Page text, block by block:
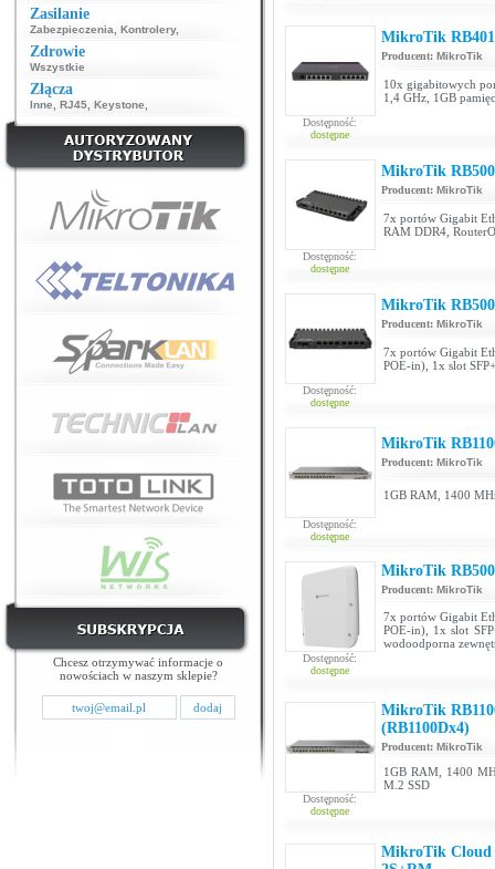
Zasilanie
Zabezpieczenia Kontrolery,
Zdrowie
Wszystkie
Złącza
Inne RJ45 Keystone
Chcesz otrzymywać informacje o
nowościach w naszym sklepie?
Dostępność:
dostępne
MikroTik
Producent: MikroTik
10x gigabitowych
1,4 GHz, 1GB
Dostępność:
dostępne
MikroTik
Producent: MikroTik
7x portów Gigabit
RAM DDR4,
Dostępność:
dostępne
MikroTik
Producent: MikroTik
7x portów Gigabit
POE-in), 1x slot
Dostępność:
dostępne
MikroTik
Producent: MikroTik
1GB RAM, 1400
Dostępność:
dostępne
MikroTik
Producent: MikroTik
7x portów Gigabit
POE-in), 1x slot
wodoodporna
Dostępność:
dostępne
MikroTik
(RB1100Dx4)
Producent: MikroTik
1GB RAM, 1400
M.2 SSD
MikroTik Cloud